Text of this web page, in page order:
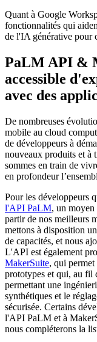
Quant à Google
fonctionnalités qui
de l'IA générative pour
PaLM API &
accessible
avec des
De nombreuses
mobile au cloud
de développeurs à
nouveaux produits et à
sommes en train de
en profondeur
Pour les développeurs
l'API PaLM, un moyen
partir de nos meilleurs
mettons à disposition
de capacités, et nous
L'API est également
MakerSuite, qui permet
prototypes et qui, au fil
permettant une
synthétiques et le
sécurisée. Certains
l'API PaLM et à
nous compléterons la